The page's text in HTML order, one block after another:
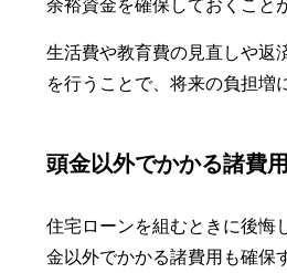
余裕資金を確保しておくこと
生活費や教育費の見直しや返
を行うことで、将来の負担増
頭金以外でかかる諸費
住宅ローンを組むときに後悔
金以外でかかる諸費用も確保